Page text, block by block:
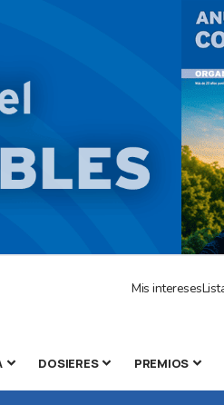
Mis intereses
DOSIERES PREMIOS